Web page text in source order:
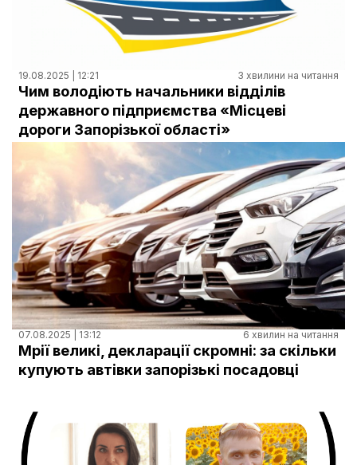
19.08.2025 | 12:21 3 хвилини на читання
Чим володіють начальники відділів
державного підприємства «Місцеві
дороги Запорізької області»
07.08.2025 | 13:12 6 хвилин на читання
Мрії великі, декларації скромні: за скільки
купують автівки запорізькі посадовці